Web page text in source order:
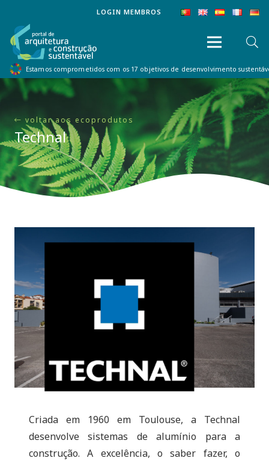
LOGIN MEMBROS
Estamos comprometidos com os 17 objetivos de desenvolvimento
voltar aos ecoprodutos
Technal
Criada em 1960 em Toulouse, a Technal
desenvolve sistemas de alumínio para a
construção. A excelência, o saber fazer, o